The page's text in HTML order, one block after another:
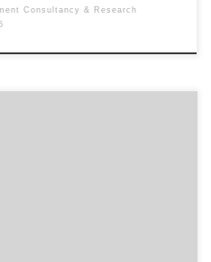
Consultancy & Research